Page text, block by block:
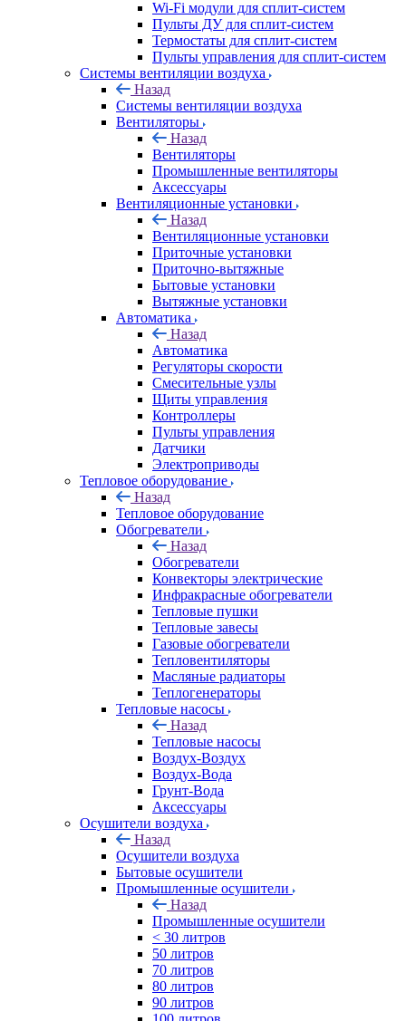
Wi-Fi модули для сплит-систем
Пульты ДУ для сплит-систем
Термостаты для сплит-систем
Пульты управления для сплит-систем
Системы вентиляции воздуха
Назад
Системы вентиляции воздуха
Вентиляторы
Назад
Вентиляторы
Промышленные вентиляторы
Аксессуары
Вентиляционные установки
Назад
Вентиляционные установки
Приточные установки
Приточно-вытяжные
Бытовые установки
Вытяжные установки
Автоматика
Назад
Автоматика
Регуляторы скорости
Смесительные узлы
Щиты управления
Контроллеры
Пульты управления
Датчики
Электроприводы
Тепловое оборудование
Назад
Тепловое оборудование
Обогреватели
Назад
Обогреватели
Конвекторы электрические
Инфракрасные обогреватели
Тепловые пушки
Тепловые завесы
Газовые обогреватели
Тепловентиляторы
Масляные радиаторы
Теплогенераторы
Тепловые насосы
Назад
Тепловые насосы
Воздух-Воздух
Воздух-Вода
Грунт-Вода
Аксессуары
Осушители воздуха
Назад
Осушители воздуха
Бытовые осушители
Промышленные осушители
Назад
Промышленные осушители
< 30 литров
50 литров
70 литров
80 литров
90 литров